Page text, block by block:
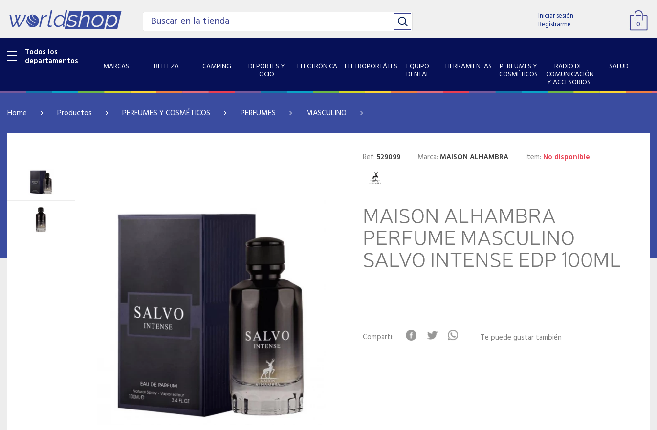
Iniciar sesión
Registrarme
0
Todos los
departamentos MARCAS BELLEZA CAMPING DEPORTES Y
OCIO
ELECTRÓNICA ELETROPORTÁTES EQUIPO
DENTAL
HERRAMIENTAS PERFUMES Y
COSMÉTICOS
RADIO DE
COMUNICACIÓN
Y ACCESORIOS
SALUD
Home Productos PERFUMES Y COSMÉTICOS PERFUMES MASCULINO
Ref:529099 Marca:MAISON ALHAMBRA Item: No disponible
MAISON ALHAMBRA
PERFUME MASCULINO
SALVO INTENSE EDP 100ML
Comparti: Te puede gustar también